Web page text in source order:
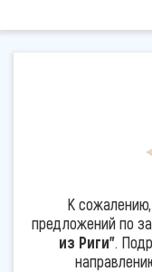
К
предложений по
из Риги".